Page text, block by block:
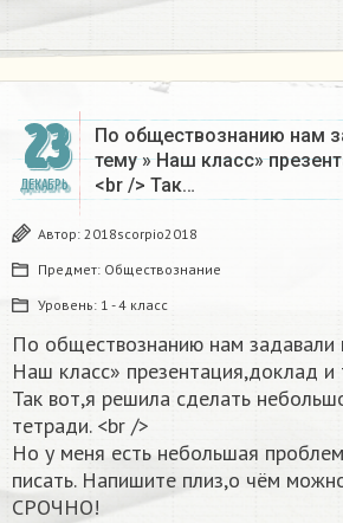
23
ДЕКАБРЬ
По обществознанию нам
тему » Наш класс»
<br /> Так…
Автор: 2018scorpio2018
Предмет: Обществознание
Уровень: 1 - 4 класс
По обществознанию нам задавали
Наш класс» презентация,доклад и
Так вот,я решила сделать
тетради. <br />
Но у меня есть небольшая
писать. Напишите плиз,о чём
СРОЧНО!